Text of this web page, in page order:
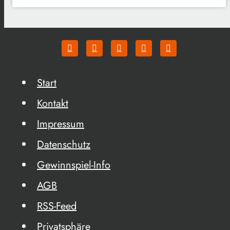
Start
Kontakt
Impressum
Datenschutz
Gewinnspiel-Info
AGB
RSS-Feed
Privatsphäre